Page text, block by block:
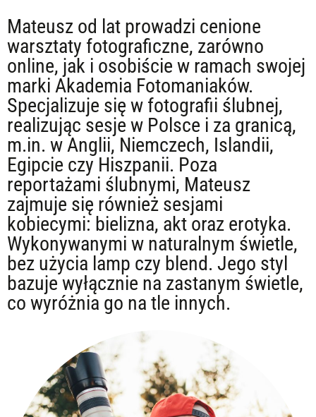
Mateusz od lat prowadzi cenione
warsztaty fotograficzne, zarówno
online, jak i osobiście w ramach swojej
marki Akademia Fotomaniaków.
Specjalizuje się w fotografii ślubnej,
realizując sesje w Polsce i za granicą,
m.in. w Anglii, Niemczech, Islandii,
Egipcie czy Hiszpanii. Poza
reportażami ślubnymi, Mateusz
zajmuje się również sesjami
kobiecymi: bielizna, akt oraz erotyka.
Wykonywanymi w naturalnym świetle,
bez użycia lamp czy blend. Jego styl
bazuje wyłącznie na zastanym świetle,
co wyróżnia go na tle innych.